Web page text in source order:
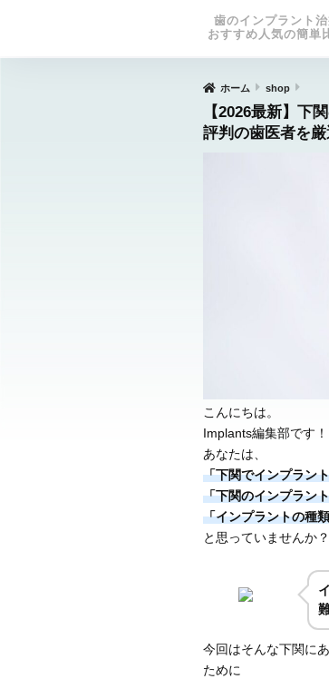
歯のインプラント
おすすめ人気の簡単
ホーム shop
【2026最新】下
評判の歯医者を厳
こんにちは。
Implants編集部です！
あなたは、
「下関でインプラン
「下関のインプラン
「インプラントの種
と思っていませんか？
今回はそんな下関に
ために